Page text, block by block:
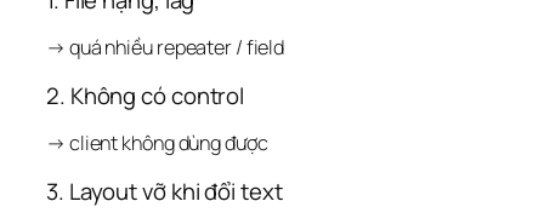
→ quá nhiều repeater / field
2. Không có control
→ client không dùng được
3. Layout vỡ khi đổi text